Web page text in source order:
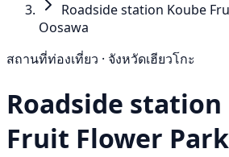
Roadside station Koube
Oosawa
สถานที่ท่องเที่ยว · จังหวัดเฮียวโกะ
Roadside station
Fruit Flower